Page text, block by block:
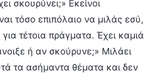
σκουρύνει;» Εκείνοι
τόσο επιπόλαιο να μιλάς εσύ,
τέτοια πράγματα. Έχει καμιά
ή αν σκούρυνε;» Μιλάει
τα ασήμαντα θέματα και δεν